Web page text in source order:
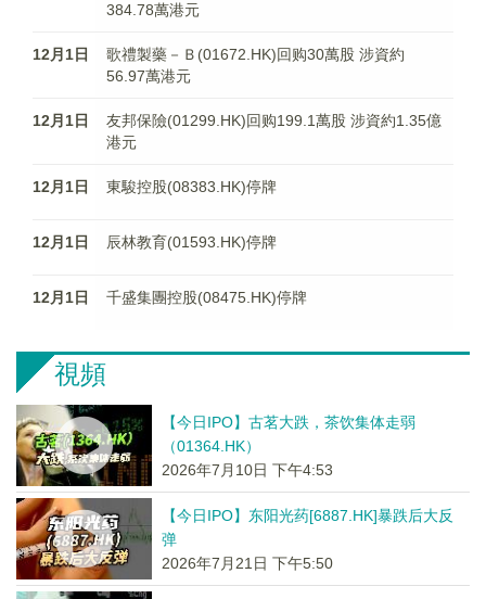
384.78萬港元
12月1日
歌禮製藥－Ｂ(01672.HK)回购30萬股 涉資約
56.97萬港元
12月1日
友邦保險(01299.HK)回购199.1萬股 涉資約1.35億
港元
12月1日 東駿控股(08383.HK)停牌
12月1日 辰林教育(01593.HK)停牌
12月1日 千盛集團控股(08475.HK)停牌
視頻
【今日IPO】古茗大跌，茶饮集体走弱
（01364.HK）
2026年7月10日 下午4:53
【今日IPO】东阳光药[6887.HK]暴跌后大反
弹
2026年7月21日 下午5:50